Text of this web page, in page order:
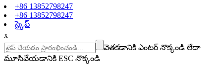
+86 13852798247
+86 13852798247
స్కైప్
x
వెతకడానికి ఎంటర్ నొక్కండి లేదా
మూసివేయడానికి ESC నొక్కండి